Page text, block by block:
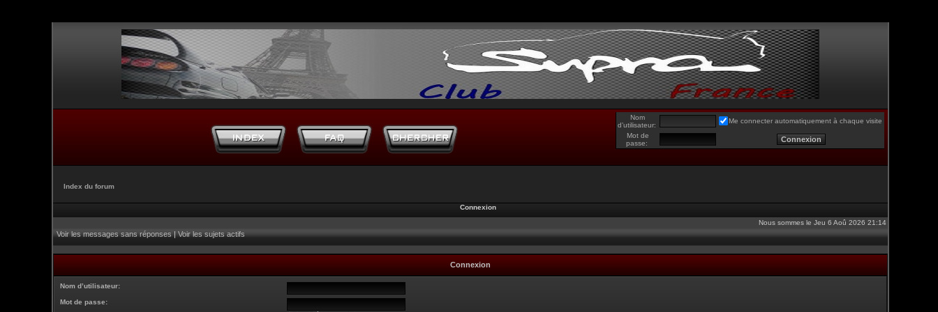
Nom
d’utilisateur:
Me connecter automatiquement à chaque visite
Mot de
passe:
Index du forum
Connexion
Nous sommes le Jeu 6 Aoû 2026 21:14
Voir les messages sans réponses|Voir les sujets actifs
Connexion
Nom d’utilisateur:
Mot de passe: